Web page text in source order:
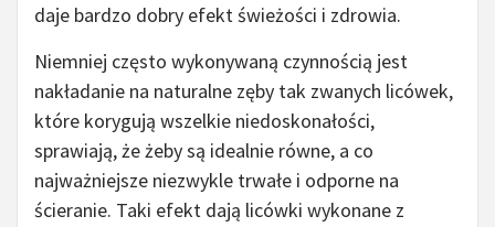
daje bardzo dobry efekt świeżości i zdrowia.
Niemniej często wykonywaną czynnością jest
nakładanie na naturalne zęby tak zwanych licówek,
które korygują wszelkie niedoskonałości,
sprawiają, że żeby są idealnie równe, a co
najważniejsze niezwykle trwałe i odporne na
ścieranie. Taki efekt dają licówki wykonane z